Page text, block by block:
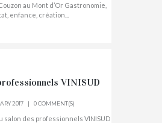
au Mont d’Or Gastronomie,
enfance, création...
VINISUD
2017 0 COMMENT(S)
salon des professionnels VINISUD